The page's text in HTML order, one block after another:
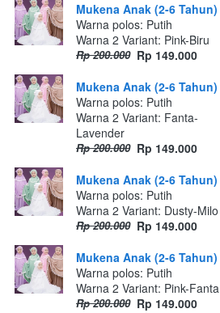
Mukena Anak (2-6 Tahun)
Warna polos: Putih
Warna 2 Variant: Pink-Biru
Rp 200.000 Rp 149.000
Mukena Anak (2-6 Tahun)
Warna polos: Putih
Warna 2 Variant: Fanta-
Lavender
Rp 200.000 Rp 149.000
Mukena Anak (2-6 Tahun)
Warna polos: Putih
Warna 2 Variant: Dusty-Milo
Rp 200.000 Rp 149.000
Mukena Anak (2-6 Tahun)
Warna polos: Putih
Warna 2 Variant: Pink-Fanta
Rp 200.000 Rp 149.000